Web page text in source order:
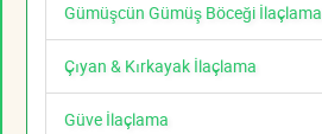
Gümüşcün Gümüş Böceği İlaçlama
Çıyan & Kırkayak İlaçlama
Güve İlaçlama